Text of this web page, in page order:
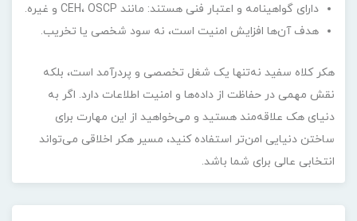
دارای گواهینامه و اعتبار فنی هستند: مانند CEH، OSCP و غیره.
هدف آن‌ها افزایش امنیت است، نه سود شخصی یا تخریب.
هکر کلاه سفید نه‌تنها یک شغل تخصصی و پردرآمد است، بلکه
نقش مهمی در حفاظت از داده‌ها و امنیت اطلاعات دارد. اگر به
دنیای هک علاقه‌مند هستید و می‌خواهید از این مهارت برای
ساختن دنیایی امن‌تر استفاده کنید، مسیر هکر اخلاقی می‌تواند
انتخابی عالی برای شما باشد.